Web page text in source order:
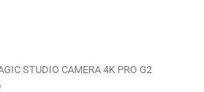
STUDIO CAMERA 4K PRO G2